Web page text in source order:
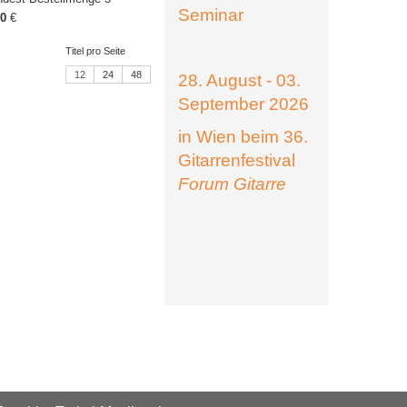
€
Titel pro Seite
12 24 48
Seminar
28. August - 03.
September 2026
in Wien beim 36.
Gitarrenfestival
Forum Gitarre